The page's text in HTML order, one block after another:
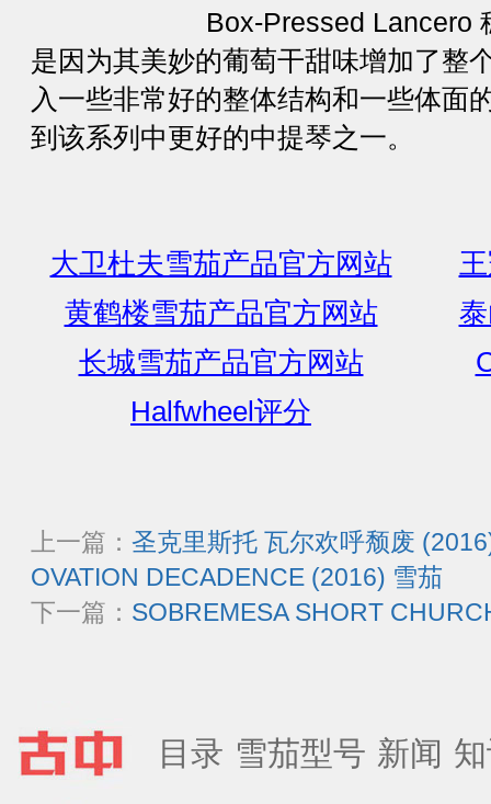
Box-Pressed Lancero
是因为其美妙的葡萄干甜味增加了整
入一些非常好的整体结构和一些体面
到该系列中更好的中提琴之一。
大卫杜夫雪茄产品官方网站
黄鹤楼雪茄产品官方网站
长城雪茄产品官方网站
Halfwheel评分
上一篇： 圣克里斯托 瓦尔欢呼颓废
OVATION DECADENCE (2016) 雪茄
下一篇： SOBREMESA SHORT
目录 雪茄型号 新闻